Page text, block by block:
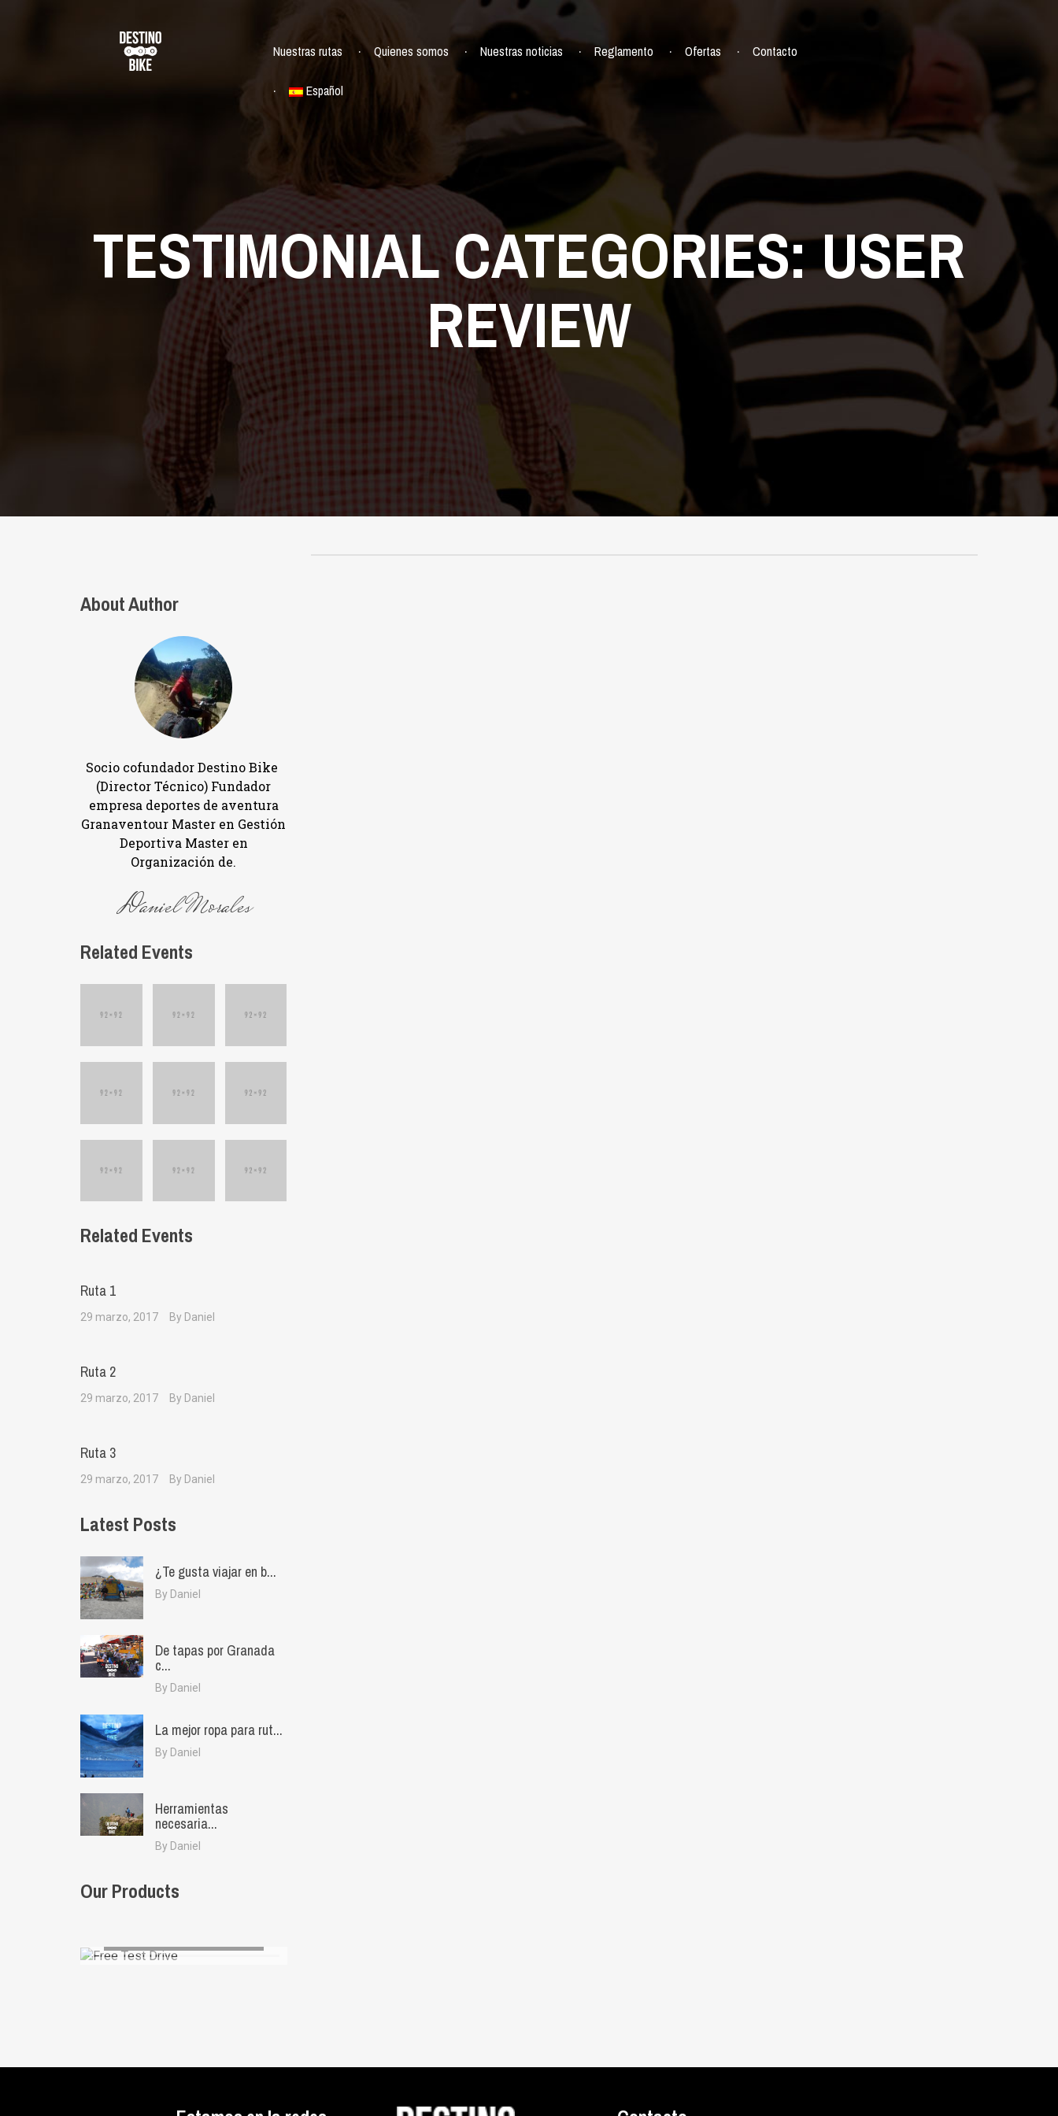
Nuestras rutas Quienes somos Nuestras noticias Reglamento Ofertas Contacto
Español
TESTIMONIAL CATEGORIES:USER
REVIEW
About Author
Socio cofundador Destino Bike
(Director Técnico) Fundador
empresa deportes de aventura
Granaventour Master en Gestión
Deportiva Master en
Organización de.
Daniel Morales
Related Events
Related Events
Ruta 1
29 marzo, 2017 By Daniel
Ruta 2
29 marzo, 2017 By Daniel
Ruta 3
29 marzo, 2017 By Daniel
Latest Posts
¿Te gusta viajar en b...
By Daniel
De tapas por Granada
c...
By Daniel
La mejor ropa para rut...
By Daniel
Herramientas
necesaria...
By Daniel
Our Products